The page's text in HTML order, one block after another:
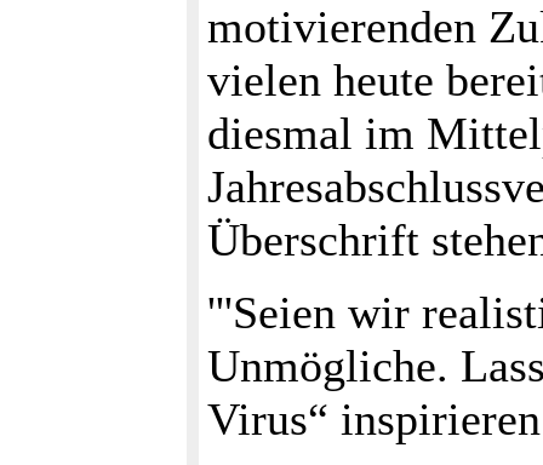
motivierenden
vielen heute
diesmal im
Überschrift
'''Seien wir
Unmögliche.
Virus“